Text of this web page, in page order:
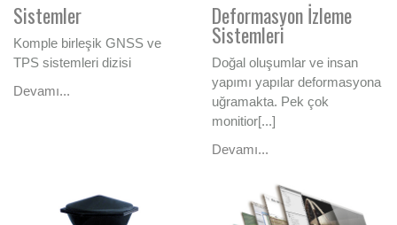
Sistemler
Komple birleşik GNSS ve
TPS sistemleri dizisi
Devamı...
Deformasyon İzleme
Sistemleri
Doğal oluşumlar ve insan
yapımı yapılar deformasyona
uğramakta. Pek çok
monitior[...]
Devamı...